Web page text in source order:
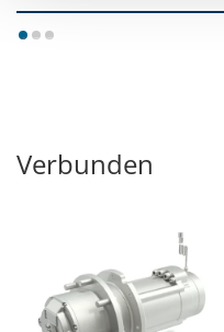
Linearantriebe oder
Zylinder,...
123
Verbunden